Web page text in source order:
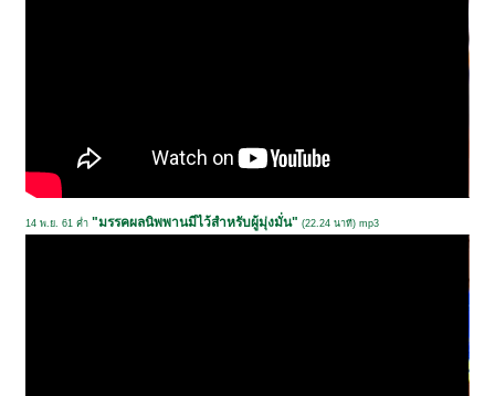
14 พ.ย. 61 ค่ำ "มรรคผลนิพพานมีไว้สำหรับผู้มุ่งมั่น" (22.24 นาที) mp3